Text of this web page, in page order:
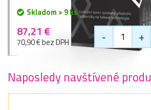
Skladom > 9 ks
87,21 €
70,90 € bez DPH - +
Naposledy navštívené